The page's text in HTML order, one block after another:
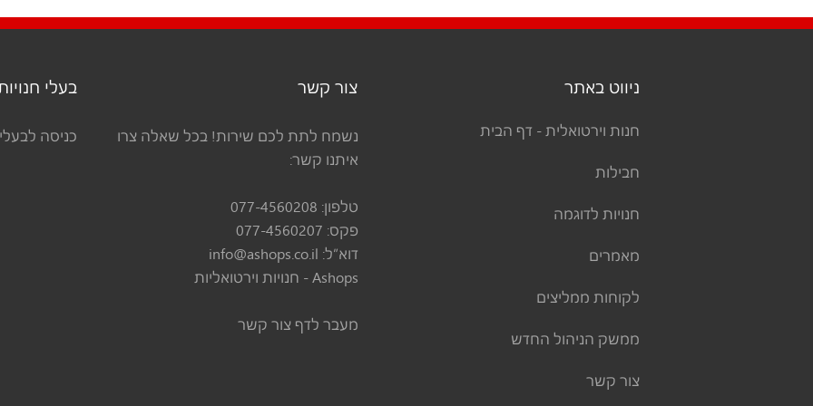
ניווט באתר
חנות וירטואלית - דף הבית
חבילות
חנויות לדוגמה
מאמרים
לקוחות ממליצים
ממשק הניהול החדש
צור קשר
צור קשר
נשמח לתת לכם שירות! בכל שאלה צרו
איתנו קשר:
טלפון: 077-4560208
פקס: 077-4560207
דוא”ל: info@ashops.co.il
Ashops - חנויות וירטואליות
מעבר לדף צור קשר
בעלי
כניסה